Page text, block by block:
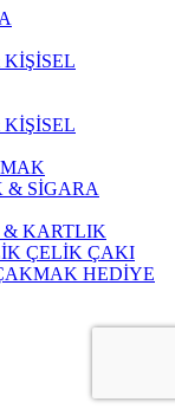
& SİGARA
& KARTLIK
ÇELİK ÇAKI
HEDİYE